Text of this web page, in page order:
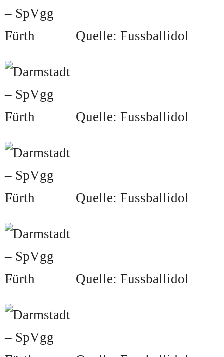
Quelle: Fussballidol
Quelle: Fussballidol
Quelle: Fussballidol
Quelle: Fussballidol